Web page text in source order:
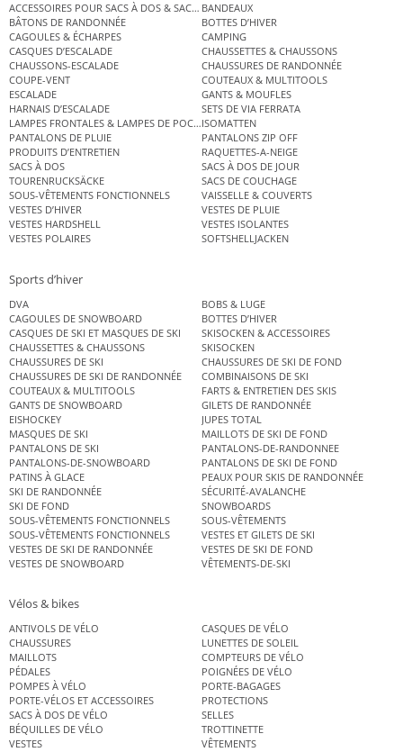
ACCESSOIRES POUR SACS À DOS & SACS ÉTANCHES
BANDEAUX
BÂTONS DE RANDONNÉE
BOTTES D’HIVER
CAGOULES & ÉCHARPES
CAMPING
CASQUES D’ESCALADE
CHAUSSETTES & CHAUSSONS
CHAUSSONS-ESCALADE
CHAUSSURES DE RANDONNÉE
COUPE-VENT
COUTEAUX & MULTITOOLS
ESCALADE
GANTS & MOUFLES
HARNAIS D’ESCALADE
SETS DE VIA FERRATA
LAMPES FRONTALES & LAMPES DE POCHEISOMATTEN
PANTALONS DE PLUIE
PANTALONS ZIP OFF
PRODUITS D’ENTRETIEN
RAQUETTES-A-NEIGE
SACS À DOS
SACS À DOS DE JOUR
TOURENRUCKSÄCKE
SACS DE COUCHAGE
SOUS-VÊTEMENTS FONCTIONNELS
VAISSELLE & COUVERTS
VESTES D’HIVER
VESTES DE PLUIE
VESTES HARDSHELL
VESTES ISOLANTES
VESTES POLAIRES
SOFTSHELLJACKEN
Sports d’hiver
DVA
BOBS & LUGE
CAGOULES DE SNOWBOARD
BOTTES D’HIVER
CASQUES DE SKI ET MASQUES DE SKI
SKISOCKEN & ACCESSOIRES
CHAUSSETTES & CHAUSSONS
SKISOCKEN
CHAUSSURES DE SKI
CHAUSSURES DE SKI DE FOND
CHAUSSURES DE SKI DE RANDONNÉE
COMBINAISONS DE SKI
COUTEAUX & MULTITOOLS
FARTS & ENTRETIEN DES SKIS
GANTS DE SNOWBOARD
GILETS DE RANDONNÉE
EISHOCKEY
JUPES TOTAL
MASQUES DE SKI
MAILLOTS DE SKI DE FOND
PANTALONS DE SKI
PANTALONS-DE-RANDONNEE
PANTALONS-DE-SNOWBOARD
PANTALONS DE SKI DE FOND
PATINS À GLACE
PEAUX POUR SKIS DE RANDONNÉE
SKI DE RANDONNÉE
SÉCURITÉ-AVALANCHE
SKI DE FOND
SNOWBOARDS
SOUS-VÊTEMENTS FONCTIONNELS
SOUS-VÊTEMENTS
SOUS-VÊTEMENTS FONCTIONNELS
VESTES ET GILETS DE SKI
VESTES DE SKI DE RANDONNÉE
VESTES DE SKI DE FOND
VESTES DE SNOWBOARD
VÊTEMENTS-DE-SKI
Vélos & bikes
ANTIVOLS DE VÉLO
CASQUES DE VÉLO
CHAUSSURES
LUNETTES DE SOLEIL
MAILLOTS
COMPTEURS DE VÉLO
PÉDALES
POIGNÉES DE VÉLO
POMPES À VÉLO
PORTE-BAGAGES
PORTE-VÉLOS ET ACCESSOIRES
PROTECTIONS
SACS À DOS DE VÉLO
SELLES
BÉQUILLES DE VÉLO
TROTTINETTE
VESTES
VÊTEMENTS